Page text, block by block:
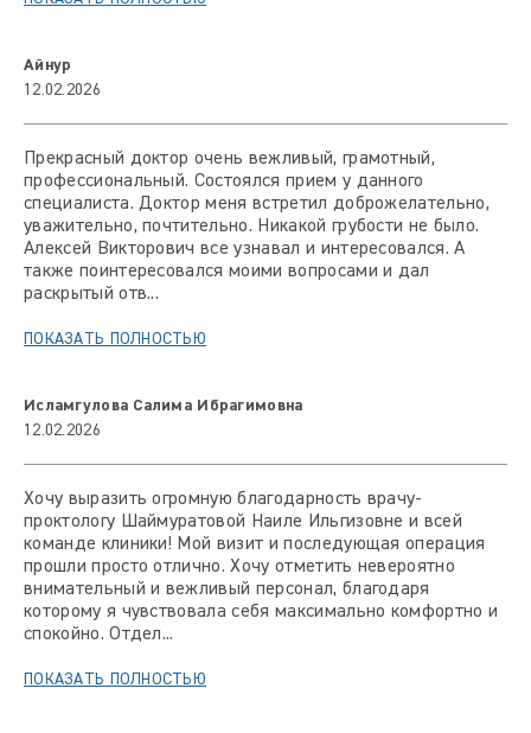
Айнур
12.02.2026
Прекрасный доктор очень вежливый, грамотный,
профессиональный. Состоялся прием у данного
специалиста. Доктор меня встретил доброжелательно,
уважительно, почтительно. Никакой грубости не было.
Алексей Викторович все узнавал и интересовался. А
также поинтересовался моими вопросами и дал
раскрытый отв...
ПОКАЗАТЬ ПОЛНОСТЬЮ
Исламгулова Салима Ибрагимовна
12.02.2026
Хочу выразить огромную благодарность врачу-
проктологу Шаймуратовой Наиле Ильгизовне и всей
команде клиники! Мой визит и последующая операция
прошли просто отлично. Хочу отметить невероятно
внимательный и вежливый персонал, благодаря
которому я чувствовала себя максимально комфортно и
спокойно. Отдел...
ПОКАЗАТЬ ПОЛНОСТЬЮ